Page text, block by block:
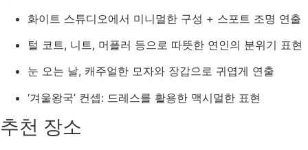
화이트 스튜디오에서 미니멀한 구성 + 스포트 조명 연출
털 코트, 니트, 머플러 등으로 따뜻한 연인의 분위기 표현
눈 오는 날, 캐주얼한 모자와 장갑으로 귀엽게 연출
‘겨울왕국’ 컨셉: 드레스를 활용한 맥시멀한 표현
추천 장소